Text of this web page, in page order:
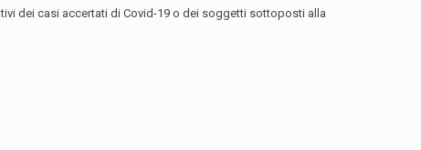
dei casi accertati di Covid-19 o dei soggetti sottoposti alla